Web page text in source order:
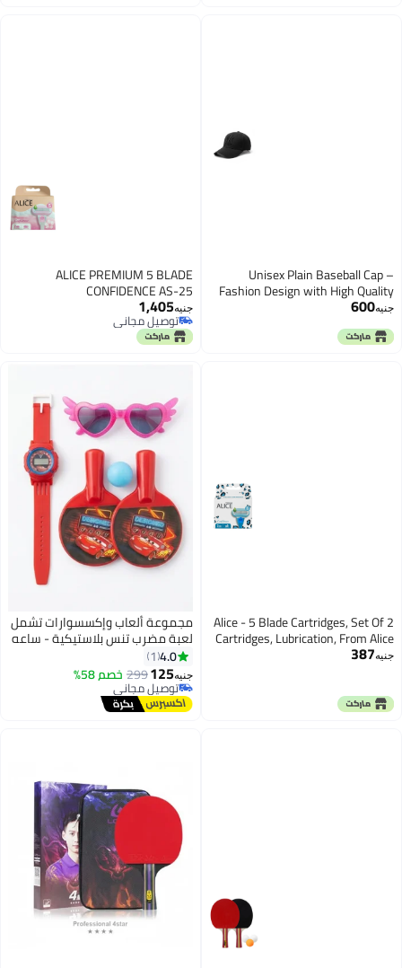
Unisex Plain Baseball Cap –
Fashion Design with High Quality
Gabardine Material – Adjustable
Sun Protection for Sports &amp;
Work – by Farida Stores
جنيه600
ALICE PREMIUM 5 BLADE
CONFIDENCE AS-25
جنيه1,405
توصيل مجاني
توصيل مجاني
Alice - 5 Blade Cartridges, Set Of 2
Cartridges, Lubrication, From Alice
Premium, Confidence, For Dry Skin
جنيه387
مجموعة ألعاب وإكسسوارات تشمل
لعبة مضرب تنس بلاستيكية - ساعه
رقميه ونظاره شمسيه - متعدده
اللاوان
4.0
1
جنيه125
299 خصم 58%
توصيل مجاني
توصيل مجاني